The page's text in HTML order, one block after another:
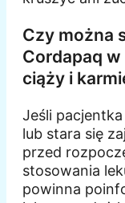
Czy można
Cordapaq
ciąży i
Jeśli
lub stara się
przed
stosowania
powinna